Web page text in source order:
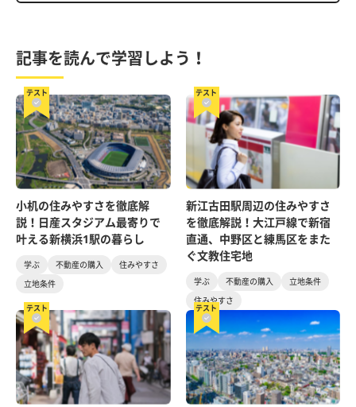
記事を読んで学習しよう！
テスト
小机の住みやすさを徹底解
説！日産スタジアム最寄りで
叶える新横浜1駅の暮らし
学ぶ 不動産の購入
住みやすさ
立地条件
テスト
新江古田駅周辺の住みやすさ
を徹底解説！大江戸線で新宿
直通、中野区と練馬区をまた
ぐ文教住宅地
学ぶ 不動産の購入
立地条件
住みやすさ
テスト テスト